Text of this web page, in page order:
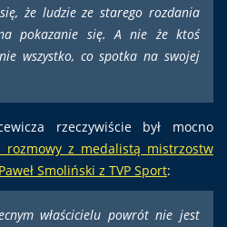
że ludzie ze starego rozdania
pokazanie się. A nie że ktoś
wszystko, co spotka na swojej
rzeczywiście był mocno
z medalistą mistrzostw
Smoliński z TVP Sport:
właścicielu powrót nie jest